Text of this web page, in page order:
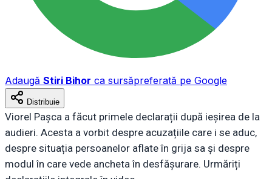
Adaugă Stiri Bihor ca sursăpreferată pe Google
Distribuie
Viorel Pașca a făcut primele declarații după ieșirea de la
audieri. Acesta a vorbit despre acuzațiile care i se aduc,
despre situația persoanelor aflate în grija sa și despre
modul în care vede ancheta în desfășurare. Urmăriți